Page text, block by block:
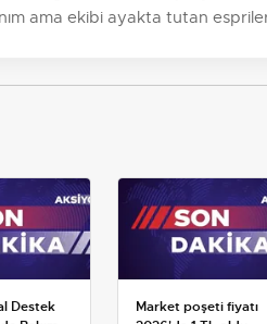
ama ekibi ayakta tutan
Destek
Market poşeti fiyatı